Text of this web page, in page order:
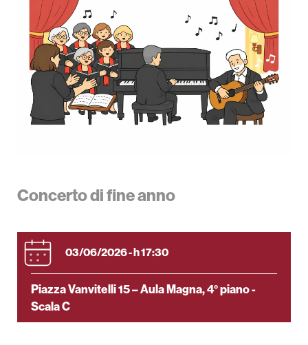
Concerto di fine anno
03/06/2026 - h 17:30
Piazza Vanvitelli 15 – Aula Magna, 4° piano -
Scala C
Corsi Humaniter
Cultura
Sociale
Attività per le scuole